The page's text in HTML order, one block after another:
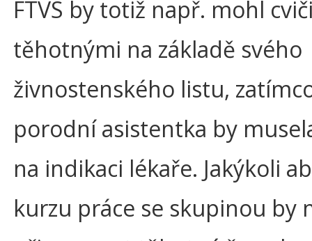
FTVS by totiž např. mohl
těhotnými na základě svého
živnostenského listu,
porodní asistentka by
na indikaci lékaře. Jakýkoli
kurzu práce se skupinou by